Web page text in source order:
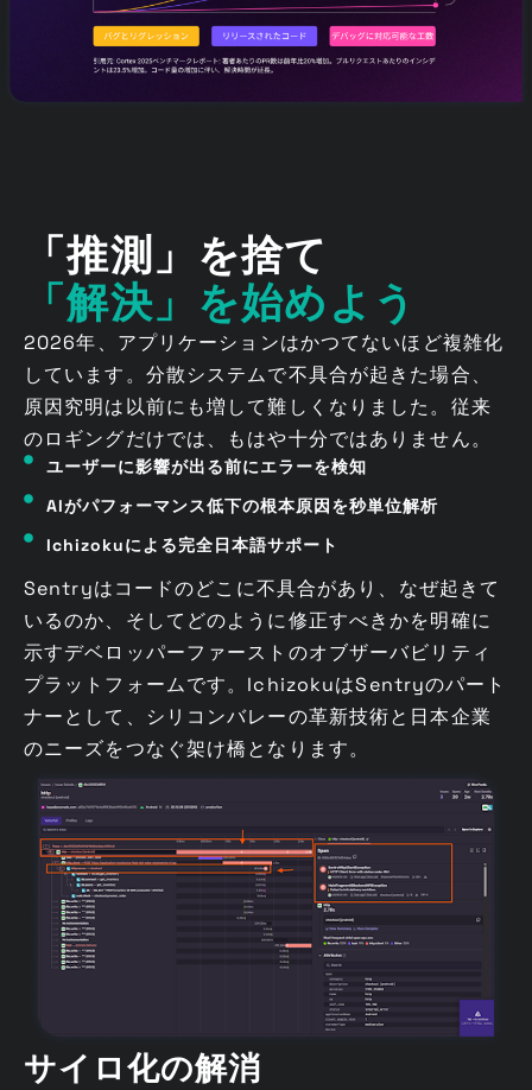
「推測」を捨て
「解決」を始めよう
2026年、アプリケーションはかつてないほど複雑化
しています。分散システムで不具合が起きた場合、
原因究明は以前にも増して難しくなりました。従来
のロギングだけでは、もはや十分ではありません。
ユーザーに影響が出る前にエラーを検知
AIがパフォーマンス低下の根本原因を秒単位解析
Ichizokuによる完全日本語サポート
Sentryはコードのどこに不具合があり、なぜ起きて
いるのか、そしてどのように修正すべきかを明確に
示すデベロッパーファーストのオブザーバビリティ
プラットフォームです。IchizokuはSentryのパート
ナーとして、シリコンバレーの革新技術と日本企業
のニーズをつなぐ架け橋となります。
サイロ化の解消